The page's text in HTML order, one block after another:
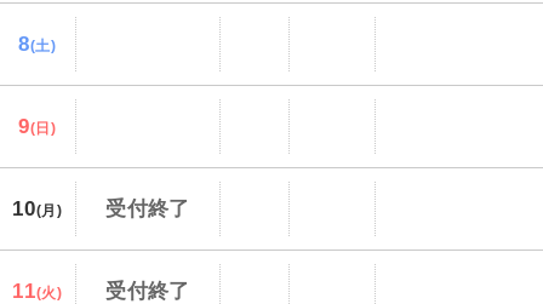
8(土)
9(日)
10(月) 受付終了
11(火) 受付終了